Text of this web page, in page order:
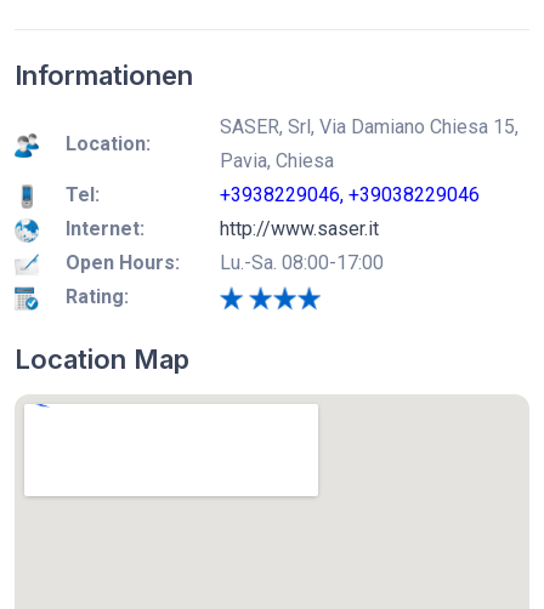
Informationen
Location:
SASER, Srl, Via Damiano Chiesa 15,
Pavia, Chiesa
Tel:
+3938229046, +39038229046
Internet:
http://www.saser.it
Open Hours:
Lu.-Sa. 08:00-17:00
Rating:
Location Map